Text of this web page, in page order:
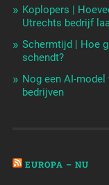
Koplopers |
Utrechts bedrijf
Schermtijd | Hoe
schendt?
Nog een AI-
bedrijven
EUROPA – NU